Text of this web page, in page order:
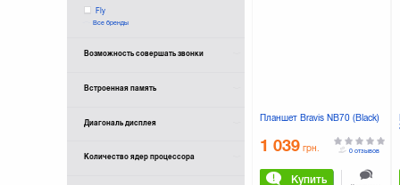
Fly
Fujitsu
Huawei
Impression
Lenovo
Все бренды
Возможность совершать звонки
Встроенная память
Диагональ дисплея
Количество ядер процессора
Планшет Bravis NB70 (Black)
1 039 грн.
Купить
0 отзывов